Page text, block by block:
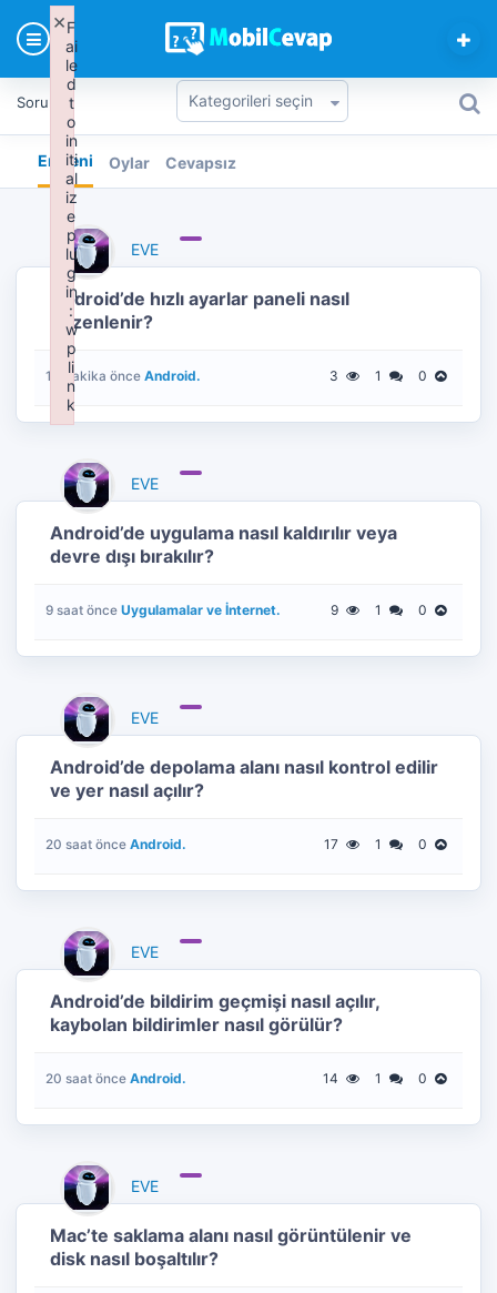
MobilCevap Soru Cevap
Sorular
En Yeni Oylar Cevapsız
EVE
Android’de hızlı ayarlar paneli nasıl
düzenlenir?
13 dakika önce Android. 3 1 0
EVE
Android’de uygulama nasıl kaldırılır veya
devre dışı bırakılır?
9 saat önce Uygulamalar ve İnternet. 9 1 0
EVE
Android’de depolama alanı nasıl kontrol edilir
ve yer nasıl açılır?
20 saat önce Android. 17 1 0
EVE
Android’de bildirim geçmişi nasıl açılır,
kaybolan bildirimler nasıl görülür?
20 saat önce Android. 14 1 0
EVE
Mac’te saklama alanı nasıl görüntülenir ve
disk nasıl boşaltılır?
F
ai
le
d
t
o
in
iti
al
iz
e
p
lu
g
in
:
w
p
li
n
k
×
Failed to initialize plugin: wplink